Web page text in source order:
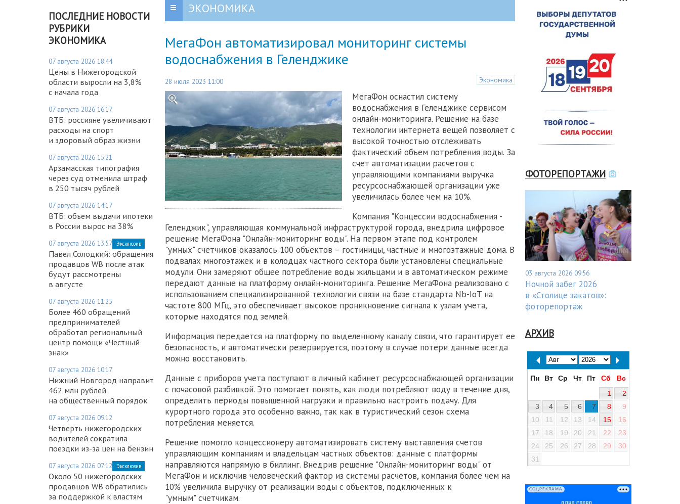
ПОСЛЕДНИЕ НОВОСТИ
РУБРИКИ
ЭКОНОМИКА
07 августа 2026 18:44
Цены в Нижегородской
области выросли на 3,8%
с начала года
07 августа 2026 16:17
ВТБ: россияне увеличивают
расходы на спорт
и здоровый образ жизни
07 августа 2026 15:21
Арзамасская типография
через суд отменила штраф
в 250 тысяч рублей
07 августа 2026 14:17
ВТБ: объем выдачи ипотеки
в России вырос на 38%
07 августа 2026 13:57 Эксклюзив
Павел Солодкий: обращения
продавцов WB после атак
будут рассмотрены
в августе
07 августа 2026 11:25
Более 460 обращений
предпринимателей
обработал региональный
центр помощи «Честный
знак»
07 августа 2026 10:17
Нижний Новгород направит
462 млн рублей
на общественный порядок
07 августа 2026 09:12
Четверть нижегородских
водителей сократила
поездки из-за цен на бензин
07 августа 2026 07:12 Эксклюзив
Около 50 нижегородских
продавцов WB обратились
за поддержкой к властям
ЭКОНОМИКА
МегаФон автоматизировал мониторинг системы
водоснабжения в Геленджике
28 июля 2023 11:00 Экономика
МегаФон оснастил систему
водоснабжения в Геленджике сервисом
онлайн-мониторинга. Решение на базе
технологии интернета вещей позволяет с
высокой точностью отслеживать
фактический объем потребления воды. За
счет автоматизации расчетов с
управляющими компаниями выручка
ресурсоснабжающей организации уже
увеличилась более чем на 10%.
Компания "Концессии водоснабжения -
Геленджик", управляющая коммунальной инфраструктурой города, внедрила цифровое
решение МегаФона "Онлайн-мониторинг воды". На первом этапе под контролем
"умных" счетчиков оказалось 100 объектов – гостиницы, частные и многоэтажные дома. В
подвалах многоэтажек и в колодцах частного сектора были установлены специальные
модули. Они замеряют общее потребление воды жильцами и в автоматическом режиме
передают данные на платформу онлайн-мониторинга. Решение МегаФона реализовано c
использованием специализированной технологии связи на базе стандарта Nb-IoT на
частоте 800 МГц, это обеспечивает высокое проникновение сигнала к узлам учета,
которые находятся под землей.
Информация передается на платформу по выделенному каналу связи, что гарантирует ее
безопасность, и автоматически резервируется, поэтому в случае потери данные всегда
можно восстановить.
Данные с приборов учета поступают в личный кабинет ресурсоснабжающей организации
с почасовой разбивкой. Это помогает понять, как люди потребляют воду в течение дня,
определить периоды повышенной нагрузки и правильно настроить подачу. Для
курортного города это особенно важно, так как в туристический сезон схема
потребления меняется.
Решение помогло концессионеру автоматизировать систему выставления счетов
управляющим компаниям и владельцам частных объектов: данные с платформы
направляются напрямую в биллинг. Внедрив решение "Онлайн-мониторинг воды" от
МегаФон и исключив человеческий фактор из системы расчетов, компания более чем на
10% увеличила выручку от реализации воды с объектов, подключенных к
"умным" счетчикам.
ФОТОРЕПОРТАЖИ
03 августа 2026 09:56
Ночной забег 2026
в «Столице закатов»:
фоторепортаж
АРХИВ
Пн Вт Ср Чт Пт Сб
Вс
1
2
3
4 5 6 7 8
9
10
11 12 13 14 15
16
17
18 19 20 21 22
23
24
25 26 27 28 29
30
31
СОЦРЕКЛАМА